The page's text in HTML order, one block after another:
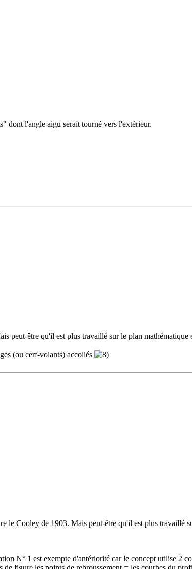
dont l'angle aigu serait tourné vers l'extérieur.
peut-être qu'il est plus travaillé sur le plan
(ou cerf-volants) accollés
le Cooley de 1903. Mais peut-être qu'il est plus travaillé
N° 1 est exempte d'antériorité car le concept utilise 2